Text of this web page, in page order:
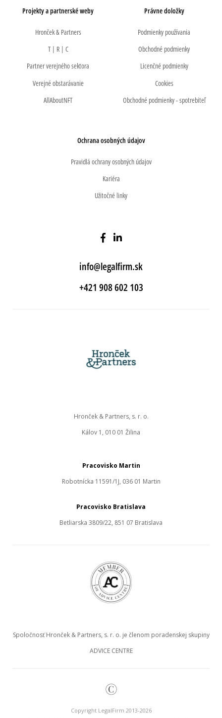
Projekty a partnerské weby
Hronček & Partners
T | R | C
Partner verejného sektora
Verejné obstarávanie
AllAboutNFT
Právne doložky
Podmienky používania
Obchodné podmienky
Licenčné podmienky
Cookies
Obchodné podmienky - spotrebiteľ
Ochrana osobných údajov
Pravidlá ochrany osobných údajov
Kariéra
Užitočné linky
info@legalfirm.sk
+421 908 602 103
Pracovisko Martin
Robotnícka 11591/1J, 036 01 Martin
Hronček & Partners, s. r. o.
Kálov 1, 010 01 Žilina
Pracovisko Bratislava
Betliarska 3809/22, 851 07 Bratislava
Spoločnosť Hronček & Partners, s. r. o. je členom poradenskej skupiny
ADVICE CENTRE
©
Copyright LegalFirm 2013-2026